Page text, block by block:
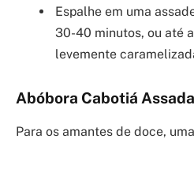
Espalhe em uma
30-40 minutos, ou até
levemente
Abóbora Cabotiá
Para os amantes de doce,